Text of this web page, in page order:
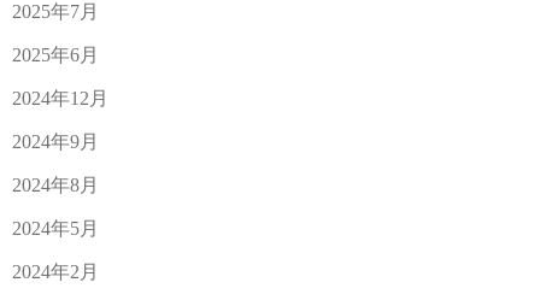
2025年7月
2025年6月
2024年12月
2024年9月
2024年8月
2024年5月
2024年2月